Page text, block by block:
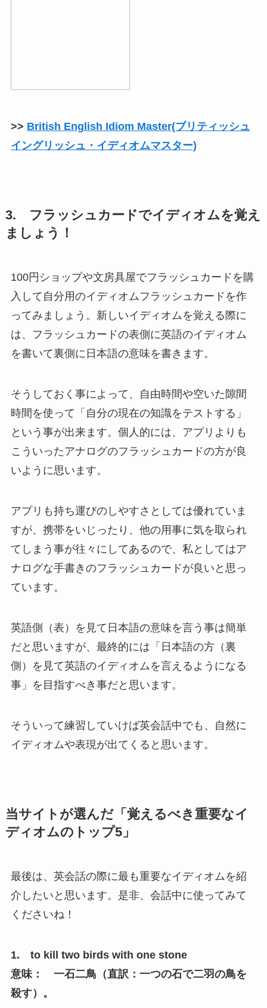
>> British English Idiom Master(ブリティッシュ
イングリッシュ・イディオムマスター)
3. フラッシュカードでイディオムを覚え
ましょう！
100円ショップや文房具屋でフラッシュカードを購
入して自分用のイディオムフラッシュカードを作
ってみましょう。新しいイディオムを覚える際に
は、フラッシュカードの表側に英語のイディオム
を書いて裏側に日本語の意味を書きます。
そうしておく事によって、自由時間や空いた隙間
時間を使って「自分の現在の知識をテストする」
という事が出来ます。個人的には、アプリよりも
こういったアナログのフラッシュカードの方が良
いように思います。
アプリも持ち運びのしやすさとしては優れていま
すが、携帯をいじったり、他の用事に気を取られ
てしまう事が往々にしてあるので、私としてはア
ナログな手書きのフラッシュカードが良いと思っ
ています。
英語側（表）を見て日本語の意味を言う事は簡単
だと思いますが、最終的には「日本語の方（裏
側）を見て英語のイディオムを言えるようになる
事」を目指すべき事だと思います。
そういって練習していけば英会話中でも、自然に
イディオムや表現が出てくると思います。
当サイトが選んだ「覚えるべき重要なイ
ディオムのトップ5」
最後は、英会話の際に最も重要なイディオムを紹
介したいと思います。是非、会話中に使ってみて
くださいね！
1. to kill two birds with one stone
意味： 一石二鳥（直訳：一つの石で二羽の鳥を
殺す）。